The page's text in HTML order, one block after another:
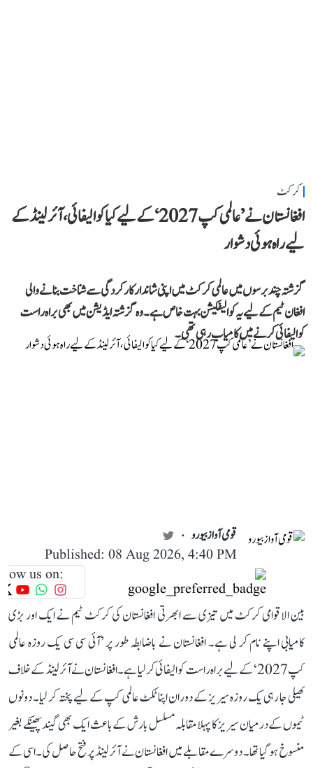
کرکٹ
افغانستان نے ’عالمی کپ 2027‘ کے لیے کیا کوالیفائی، آئرلینڈ کے
لیے راہ ہوئی دشوار
گزشتہ چند برسوں میں عالمی کرکٹ میں اپنی شاندار کارکردگی سے شناخت بنانے والی
افغان ٹیم کے لیے یہ کوالیفکیشن بہت خاص ہے۔ وہ گزشتہ ایڈیشن میں بھی براہ راست
کوالیفائی کرنے میں کامیاب رہی تھی۔
قومی آواز بیورو
Published: 08 Aug 2026, 4:40 PM
us on:
بین الاقوامی کرکٹ میں تیزی سے ابھرتی افغانستان کی کرکٹ ٹیم نے ایک اور بڑی
کامیابی اپنے نام کر لی ہے۔ افغانستان نے باضابطہ طور پر ’آئی سی سی یک روزہ عالمی
کپ 2027‘ کے لیے براہ راست کوالیفائی کر لیا ہے۔ افغانستان نے آئرلینڈ کے خلاف
کھیلی جا رہی یک روزہ سیریز کے دوران اپنا ٹکٹ عالمی کپ کے لیے پختہ کر لیا۔ دونوں
ٹیموں کے درمیان سیریز کا پہلا مقابلہ مسلسل بارش کے باعث ایک بھی گیند پھینکے بغیر
منسوخ ہو گیا تھا۔ دوسرے مقابلے میں افغانستان نے آئرلینڈ پر فتح حاصل کی۔ اسی کے